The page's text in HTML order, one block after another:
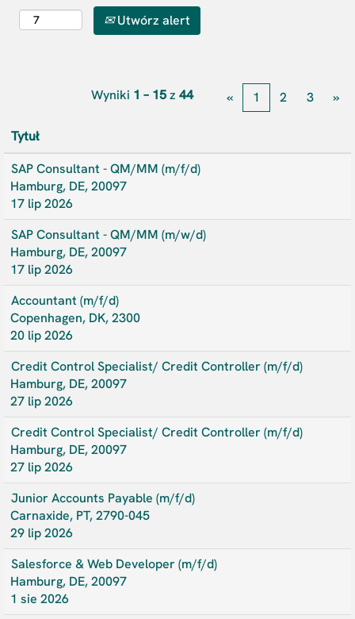
Utwórz alert
Wyniki 1 – 15z 44 « 1 2 3 »
Tytuł
SAP Consultant - QM/MM (m/f/d)
Hamburg, DE, 20097
17 lip 2026
SAP Consultant - QM/MM (m/w/d)
Hamburg, DE, 20097
17 lip 2026
Accountant (m/f/d)
Copenhagen, DK, 2300
20 lip 2026
Credit Control Specialist/ Credit Controller (m/f/d)
Hamburg, DE, 20097
27 lip 2026
Credit Control Specialist/ Credit Controller (m/f/d)
Hamburg, DE, 20097
27 lip 2026
Junior Accounts Payable (m/f/d)
Carnaxide, PT, 2790-045
29 lip 2026
Salesforce & Web Developer (m/f/d)
Hamburg, DE, 20097
1 sie 2026